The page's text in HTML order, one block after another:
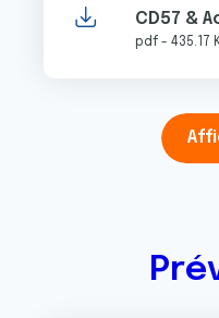
CD57 &
pdf - 435.17